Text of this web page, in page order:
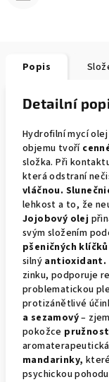
Popis
Detailní
Hydrofilní mycí
objemu tvoří
složka. Při
která odstraní
vláčnou.
lehkost a to, že
Jojobový olej
svým složením
pšeničných klíčků
silný antioxidant.
zinku, podporuje
problematickou
protizánětlivé
a sezamový–
pokožce
mandarinky,
psychickou